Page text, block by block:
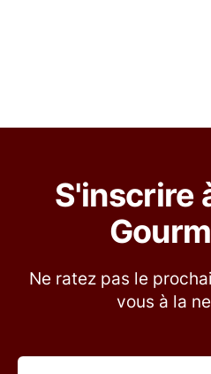
S'inscrire
Ne ratez pas le
vous à la